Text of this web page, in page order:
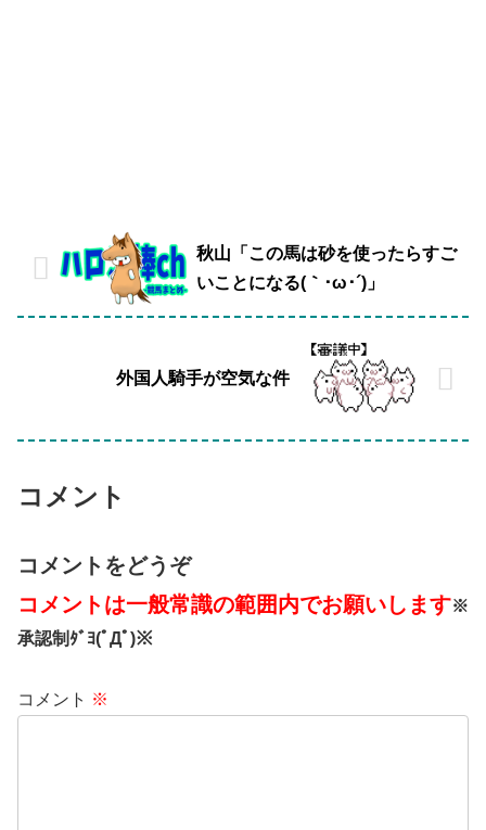
秋山「この馬は砂を使ったらすご
いことになる(｀･ω･´)」
外国人騎手が空気な件
コメント
コメントをどうぞ
コメントは一般常識の範囲内でお願いします※
承認制ﾀﾞﾖ(ﾟДﾟ)※
コメント ※